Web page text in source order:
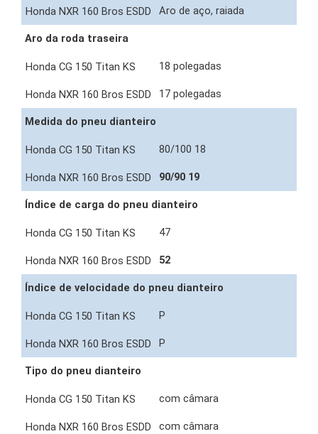
Aro de aço, raiada
Aro da roda traseira
18 polegadas
17 polegadas
Medida do pneu dianteiro
80/100 18
90/90 19
Índice de carga do pneu dianteiro
47
52
Índice de velocidade do pneu dianteiro
P
P
Tipo do pneu dianteiro
com câmara
com câmara